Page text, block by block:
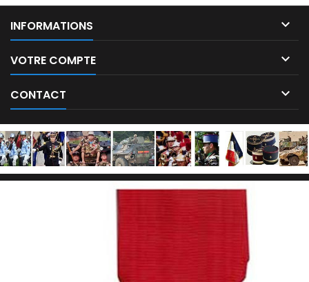
INFORMATIONS 
VOTRE COMPTE 
CONTACT 